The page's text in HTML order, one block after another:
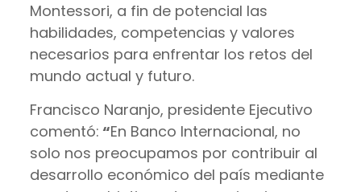
Montessori, a fin de potencial las
habilidades, competencias y valores
necesarios para enfrentar los retos del
mundo actual y futuro.
Francisco Naranjo, presidente Ejecutivo
comentó: “En Banco Internacional, no
solo nos preocupamos por contribuir al
desarrollo económico del país mediante